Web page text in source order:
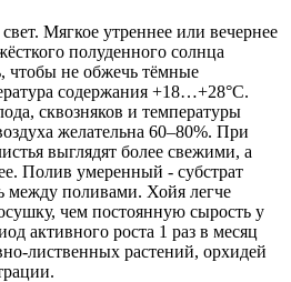
Мягкое утреннее или вечернее
полуденного солнца
чтобы не обжечь тёмные
содержания +18…+28°C.
сквозняков и температуры
желательна 60–80%. При
выглядят более свежими, а
Полив умеренный - субстрат
между поливами. Хойя легче
чем постоянную сырость у
активного роста 1 раз в месяц
лиственных растений, орхидей